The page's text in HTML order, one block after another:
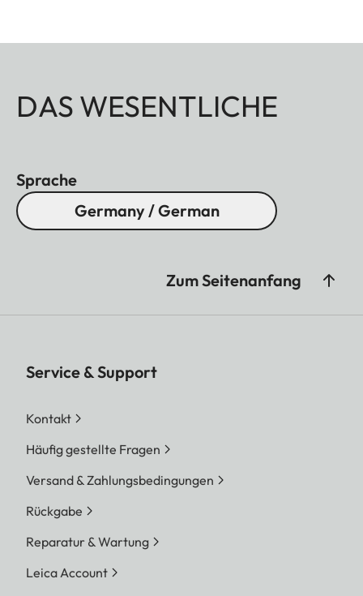
DAS WESENTLICHE
Sprache
Germany / German
Zum Seitenanfang
Service & Support
Kontakt
Häufig gestellte Fragen
Versand & Zahlungsbedingungen
Rückgabe
Reparatur & Wartung
Leica Account